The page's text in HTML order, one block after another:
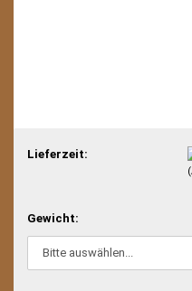
Lieferzeit:
Gewicht: